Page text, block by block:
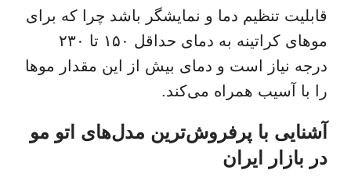
قابلیت تنظیم دما و نمایشگر باشد چرا که برای
موهای کراتینه به دمای حداقل ۱۵۰ تا ۲۳۰
درجه نیاز است و دمای بیش از این مقدار موها
را با آسیب همراه می‌کند.
آشنایی با پرفروش‌ترین مدل‌های اتو مو
در بازار ایران